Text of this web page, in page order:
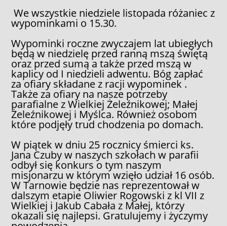
We wszystkie niedziele listopada różaniec z
wypominkami o 15.30.
Wypominki roczne zwyczajem lat ubiegłych
będą w niedzielę przed ranną mszą świętą
oraz przed sumą a także przed mszą w
kaplicy od I niedzieli adwentu. Bóg zapłać
za ofiary składane z racji wypominek .
Także za ofiary na nasze potrzeby
parafialne z Wielkiej Żeleźnikowej; Małej
Żeleźnikowej i Myślca. Również osobom
które podjęły trud chodzenia po domach.
W piątek w dniu 25 rocznicy śmierci ks.
Jana Czuby w naszych szkołach w parafii
odbył się konkurs o tym naszym
misjonarzu w którym wzięło udział 16 osób.
W Tarnowie będzie nas reprezentował w
dalszym etapie Oliwier Rogowski z kl VII z
Wielkiej i Jakub Cabała z Małej, którzy
okazali się najlepsi. Gratulujemy i życzymy